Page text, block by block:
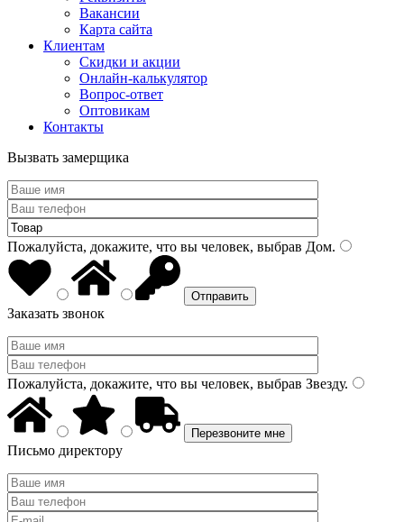
Вакансии
Карта сайта
Клиентам
Скидки и акции
Онлайн-калькулятор
Вопрос-ответ
Оптовикам
Контакты
Вызвать замерщика
Пожалуйста, докажите, что вы человек, выбрав Дом.
Заказать звонок
Пожалуйста, докажите, что вы человек, выбрав Звезду.
Письмо директору